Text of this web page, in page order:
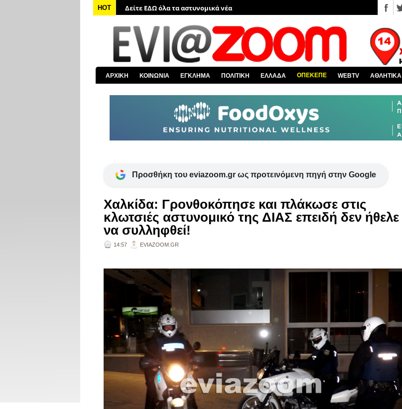
HOT
Δείτε ΕΔΩ όλα τα αστυνομικά νέα
Δείτε ΕΔΩ όλα τα νέα από τον κόσμο
Δείτε ΕΔΩ όλα τα νέα για την Χαλκίδα και όλη την Εύβοια
Δείτε ΕΔΩ όλες τις ειδήσεις από την Ελλάδα
Δείτε ΕΔΩ όλα τα πολιτικά νέα
Δείτε ΕΔΩ τις αποκαλύψεις του EviaZoom.gr
ΑΡΧΙΚΗ ΚΟΙΝΩΝΙΑ ΕΓΚΛΗΜΑ ΠΟΛΙΤΙΚΗ ΕΛΛΑΔΑ ΟΠΕΚΕΠΕ WEBTV ΑΘΛΗΤΙΚΑ
Προσθήκη του eviazoom.gr ως προτεινόμενη πηγή στην Google
Χαλκίδα: Γρονθοκόπησε και πλάκωσε στις
κλωτσιές αστυνομικό της ΔΙΑΣ επειδή δεν ήθελε
να συλληφθεί!
14:57 EVIAZOOM.GR